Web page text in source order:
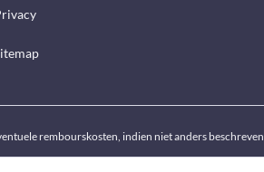
rembourskosten, indien niet anders beschreven